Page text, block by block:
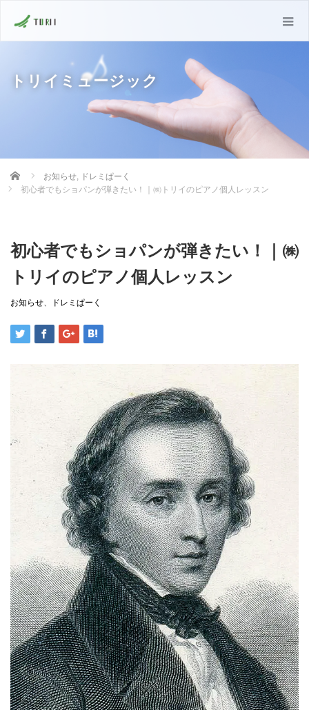
トリイミュージック
Home お知らせ, ドレミぱーく
初心者でもショパンが弾きたい！｜㈱トリイのピアノ個人レッスン
初心者でもショパンが弾きたい！｜㈱
トリイのピアノ個人レッスン
お知らせ、 ドレミぱーく